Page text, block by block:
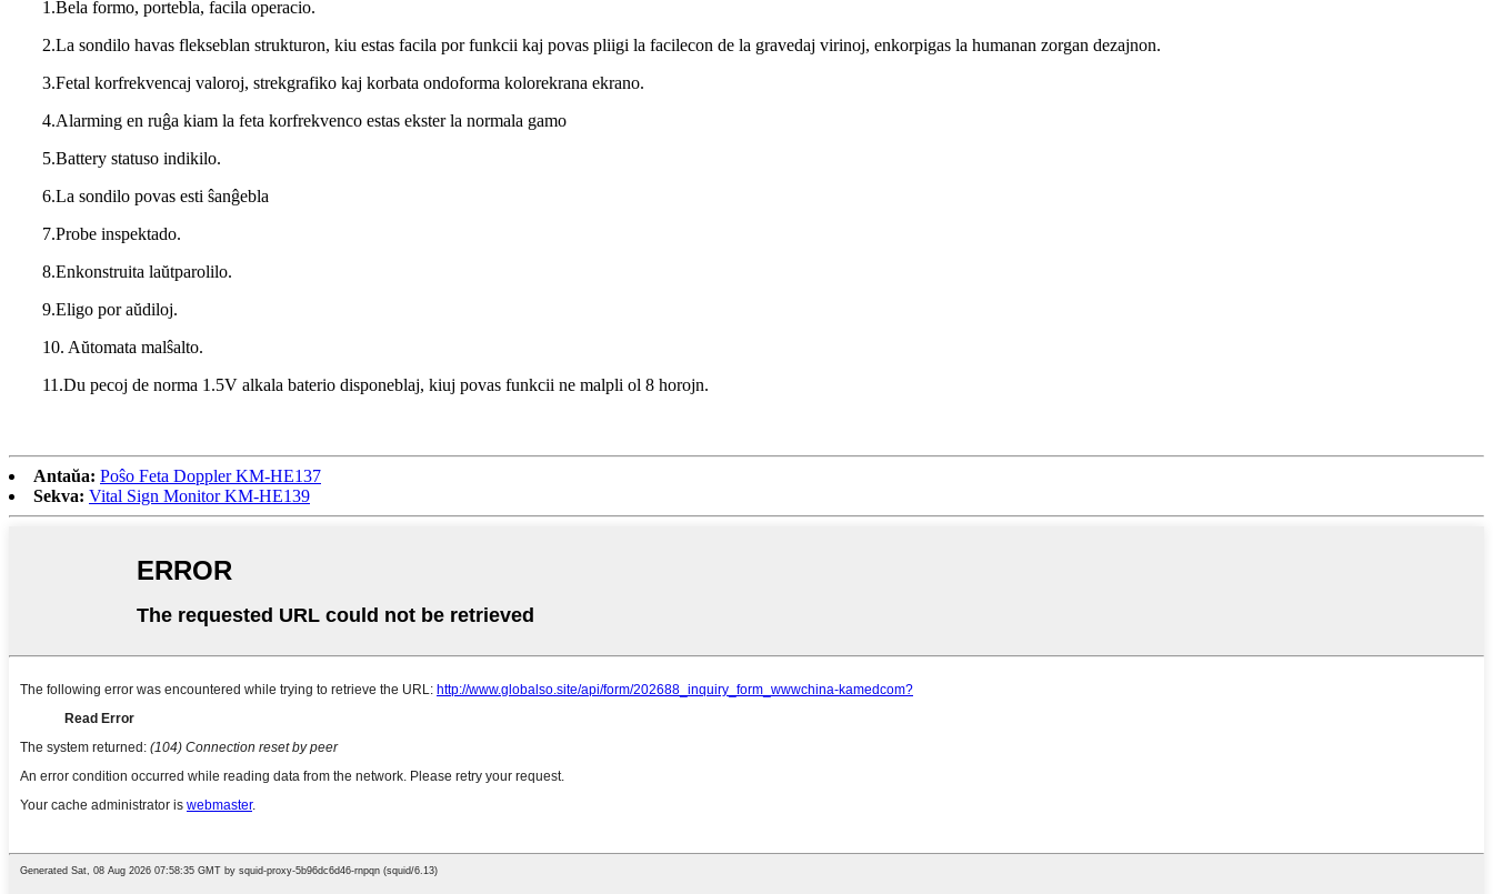
1.Bela formo, portebla, facila operacio.
2.La sondilo havas flekseblan strukturon, kiu estas facila por funkcii kaj povas pliigi la facilecon de la gravedaj virinoj, enkorpigas la humanan zorgan dezajnon.
3.Fetal korfrekvencaj valoroj, strekgrafiko kaj korbata ondoforma kolorekrana ekrano.
4.Alarming en ruĝa kiam la feta korfrekvenco estas ekster la normala gamo
5.Battery statuso indikilo.
6.La sondilo povas esti ŝanĝebla
7.Probe inspektado.
8.Enkonstruita laŭtparolilo.
9.Eligo por aŭdiloj.
10. Aŭtomata malŝalto.
11.Du pecoj de norma 1.5V alkala baterio disponeblaj, kiuj povas funkcii ne malpli ol 8 horojn.
Antaŭa: Poŝo Feta Doppler KM-HE137
Sekva: Vital Sign Monitor KM-HE139